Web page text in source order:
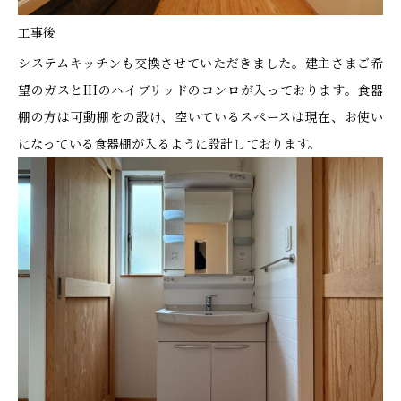
工事後
システムキッチンも交換させていただきました。建主さまご希
望のガスとIHのハイブリッドのコンロが入っております。食器
棚の方は可動棚をの設け、空いているスペースは現在、お使い
になっている食器棚が入るように設計しております。